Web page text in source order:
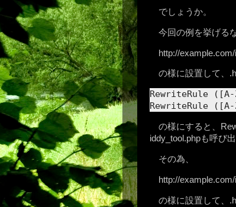
でしょうか。
今回の例を挙げる
http://
の様に設置して、
RewriteRule
RewriteRule
の様にすると、
iddy_tool.phpも呼び
その為、
http://
の様に設置して、